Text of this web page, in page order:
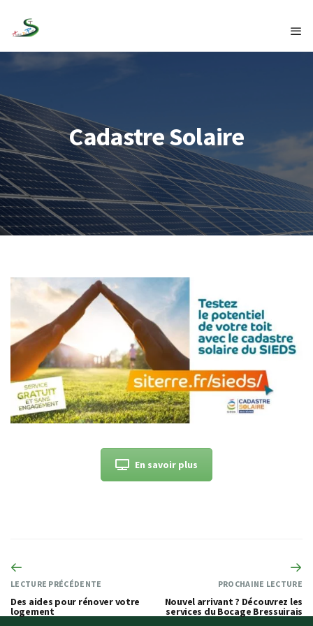
Cadastre Solaire
En savoir plus
LECTURE PRÉCÉDENTE
Des aides pour rénover votre
logement
PROCHAINE LECTURE
Nouvel arrivant ? Découvrez les
services du Bocage Bressuirais